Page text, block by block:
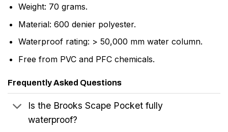
Weight: 70 grams.
Material: 600 denier polyester.
Waterproof rating: > 50,000 mm water column.
Free from PVC and PFC chemicals.
Frequently Asked Questions
Is the Brooks Scape Pocket fully
waterproof?